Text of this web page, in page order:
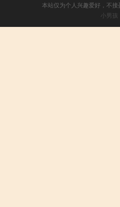
本站仅为个人兴趣爱好，不
小男孩